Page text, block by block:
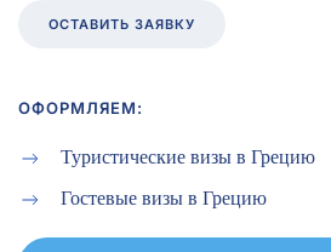
ОСТАВИТЬ ЗАЯВКУ
ОФОРМЛЯЕМ:
Туристические визы в Грецию
Гостевые визы в Грецию